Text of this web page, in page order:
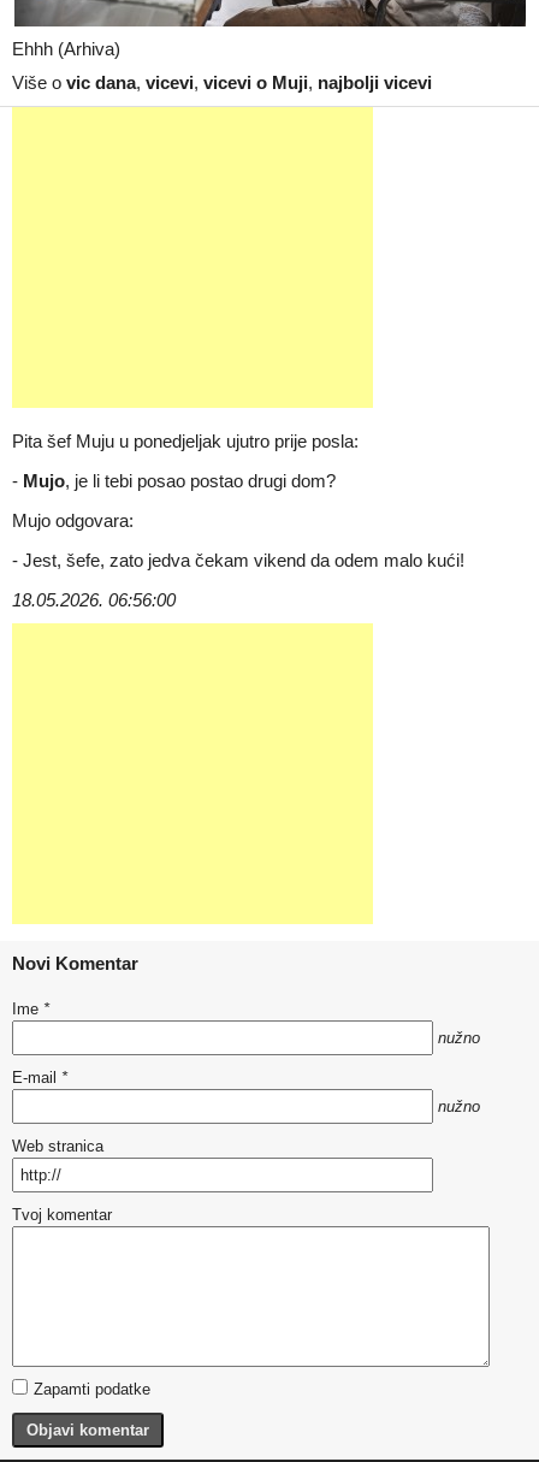
Ehhh (Arhiva)
Više o vic dana, vicevi, vicevi o Muji, najbolji vicevi
Pita šef Muju u ponedjeljak ujutro prije posla:
- Mujo, je li tebi posao postao drugi dom?
Mujo odgovara:
- Jest, šefe, zato jedva čekam vikend da odem malo kući!
18.05.2026. 06:56:00
Novi Komentar
Ime *
nužno
E-mail *
nužno
Web stranica
Tvoj komentar
Zapamti podatke
Objavi komentar